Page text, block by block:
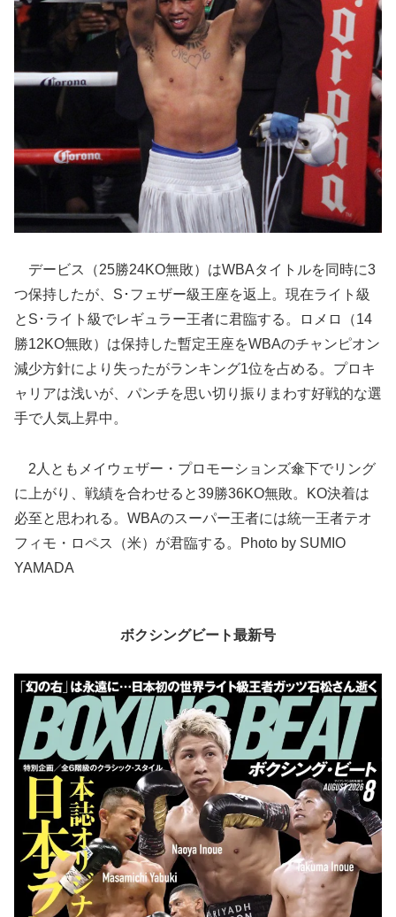
デービス（25勝24KO無敗）はWBAタイトルを同時に3
つ保持したが、S･フェザー級王座を返上。現在ライト級
とS･ライト級でレギュラー王者に君臨する。ロメロ（14
勝12KO無敗）は保持した暫定王座をWBAのチャンピオン
減少方針により失ったがランキング1位を占める。プロキ
ャリアは浅いが、パンチを思い切り振りまわす好戦的な選
手で人気上昇中。
2人ともメイウェザー・プロモーションズ傘下でリング
に上がり、戦績を合わせると39勝36KO無敗。KO決着は
必至と思われる。WBAのスーパー王者には統一王者テオ
フィモ・ロペス（米）が君臨する。Photo by SUMIO
YAMADA
ボクシングビート最新号